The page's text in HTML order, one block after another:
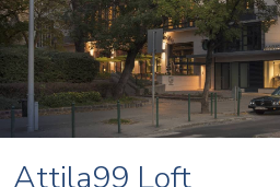
Attila99 Loft